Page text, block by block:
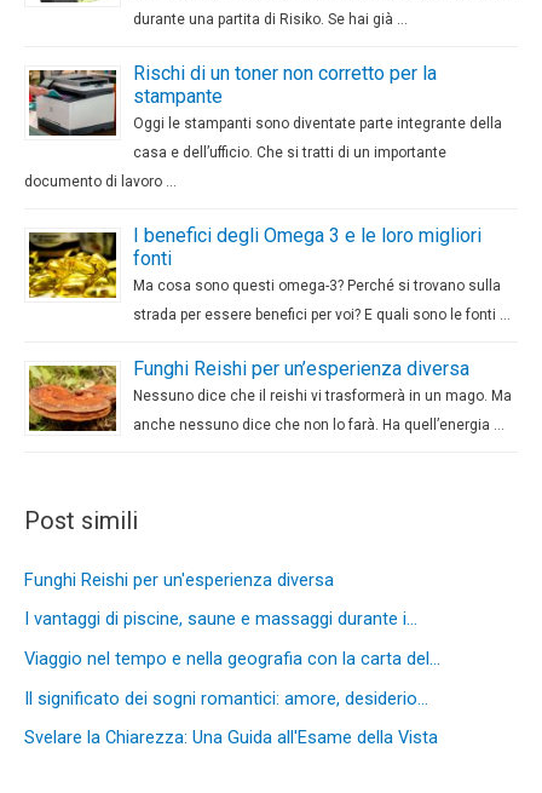
durante una partita di Risiko. Se hai già …
Rischi di un toner non corretto per la
stampante
Oggi le stampanti sono diventate parte integrante della
casa e dell’ufficio. Che si tratti di un importante
documento di lavoro …
I benefici degli Omega 3 e le loro migliori
fonti
Ma cosa sono questi omega-3? Perché si trovano sulla
strada per essere benefici per voi? E quali sono le fonti …
Funghi Reishi per un’esperienza diversa
Nessuno dice che il reishi vi trasformerà in un mago. Ma
anche nessuno dice che non lo farà. Ha quell’energia …
Post simili
Funghi Reishi per un'esperienza diversa
I vantaggi di piscine, saune e massaggi durante i…
Viaggio nel tempo e nella geografia con la carta del…
Il significato dei sogni romantici: amore, desiderio…
Svelare la Chiarezza: Una Guida all'Esame della Vista